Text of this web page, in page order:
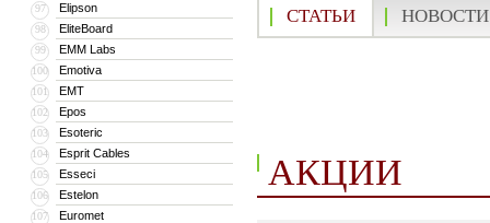
97 Elipson
98 EliteBoard
99 EMM Labs
100 Emotiva
101 EMT
102 Epos
103 Esoteric
104 Esprit Cables
105 Esseci
106 Estelon
107 Euromet
СТАТЬИ НОВОСТИ
АКЦИИ